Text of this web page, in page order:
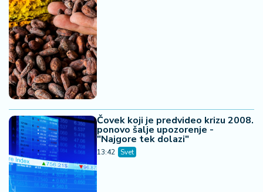
Čovek koji je predvideo krizu 2008.
ponovo šalje upozorenje -
"Najgore tek dolazi"
13:42 Svet